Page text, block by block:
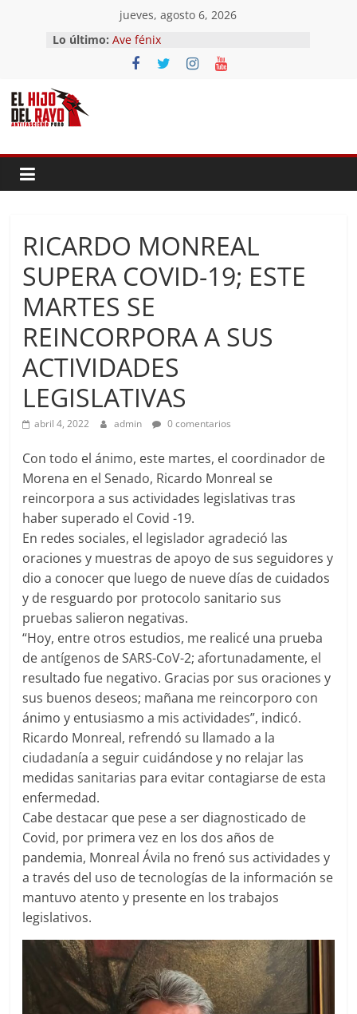
contenido
jueves, agosto 6, 2026
Lo último:
El segundo (Del II Tomo del
Pandemonium)
Ave fénix
¿Dios no existe?
RICARDO MONREAL
SUPERA COVID-19; ESTE
MARTES SE
REINCORPORA A SUS
ACTIVIDADES
LEGISLATIVAS
abril 4, 2022 admin 0 comentarios
Con todo el ánimo, este martes, el coordinador de
Morena en el Senado, Ricardo Monreal se
reincorpora a sus actividades legislativas tras
haber superado el Covid -19.
En redes sociales, el legislador agradeció las
oraciones y muestras de apoyo de sus seguidores y
dio a conocer que luego de nueve días de cuidados
y de resguardo por protocolo sanitario sus
pruebas salieron negativas.
“Hoy, entre otros estudios, me realicé una prueba
de antígenos de SARS-CoV-2; afortunadamente, el
resultado fue negativo. Gracias por sus oraciones y
sus buenos deseos; mañana me reincorporo con
ánimo y entusiasmo a mis actividades”, indicó.
Ricardo Monreal, refrendó su llamado a la
ciudadanía a seguir cuidándose y no relajar las
medidas sanitarias para evitar contagiarse de esta
enfermedad.
Cabe destacar que pese a ser diagnosticado de
Covid, por primera vez en los dos años de
pandemia, Monreal Ávila no frenó sus actividades y
a través del uso de tecnologías de la información se
mantuvo atento y presente en los trabajos
legislativos.